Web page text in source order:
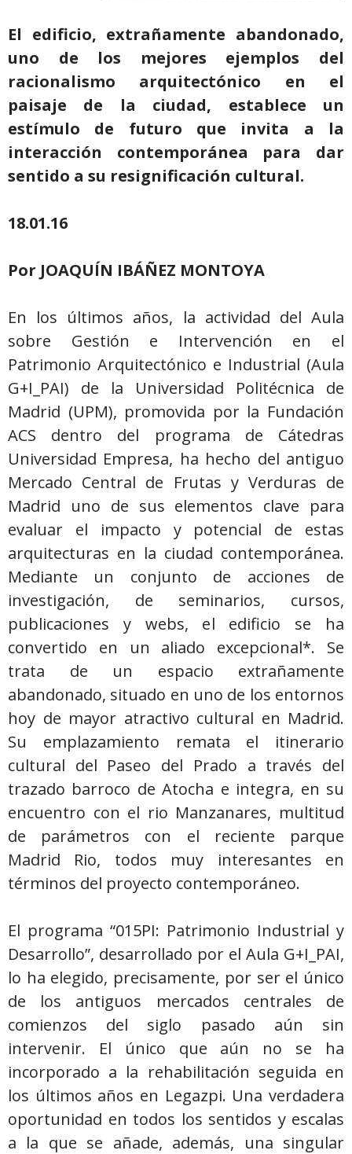
El edificio, extrañamente abandonado,
uno de los mejores ejemplos del
racionalismo arquitectónico en el
paisaje de la ciudad, establece un
estímulo de futuro que invita a la
interacción contemporánea para dar
sentido a su resignificación cultural.
18.01.16
Por JOAQUÍN IBÁÑEZ MONTOYA
En los últimos años, la actividad del Aula
sobre Gestión e Intervención en el
Patrimonio Arquitectónico e Industrial (Aula
G+I_PAI) de la Universidad Politécnica de
Madrid (UPM), promovida por la Fundación
ACS dentro del programa de Cátedras
Universidad Empresa, ha hecho del antiguo
Mercado Central de Frutas y Verduras de
Madrid uno de sus elementos clave para
evaluar el impacto y potencial de estas
arquitecturas en la ciudad contemporánea.
Mediante un conjunto de acciones de
investigación, de seminarios, cursos,
publicaciones y webs, el edificio se ha
convertido en un aliado excepcional*. Se
trata de un espacio extrañamente
abandonado, situado en uno de los entornos
hoy de mayor atractivo cultural en Madrid.
Su emplazamiento remata el itinerario
cultural del Paseo del Prado a través del
trazado barroco de Atocha e integra, en su
encuentro con el rio Manzanares, multitud
de parámetros con el reciente parque
Madrid Rio, todos muy interesantes en
términos del proyecto contemporáneo.
El programa “015PI: Patrimonio Industrial y
Desarrollo”, desarrollado por el Aula G+I_PAI,
lo ha elegido, precisamente, por ser el único
de los antiguos mercados centrales de
comienzos del siglo pasado aún sin
intervenir. El único que aún no se ha
incorporado a la rehabilitación seguida en
los últimos años en Legazpi. Una verdadera
oportunidad en todos los sentidos y escalas
a la que se añade, además, una singular